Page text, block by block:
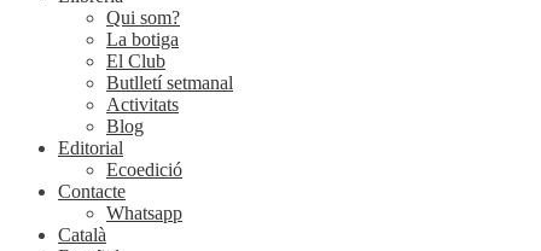
Qui som?
La botiga
El Club
Butlletí setmanal
Activitats
Blog
Editorial
Ecoedició
Contacte
Whatsapp
Català